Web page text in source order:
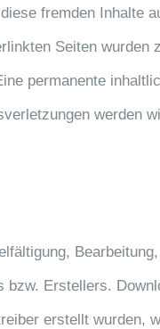
fremden Inhalte
Seiten wurden
permanente
werden
Erstellers.
erstellt wurden,